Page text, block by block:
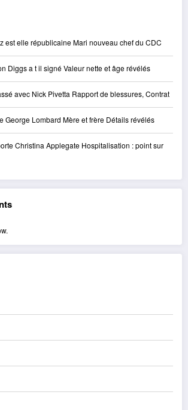
est elle républicaine Mari nouveau chef du CDC
Diggs a t il signé Valeur nette et âge révélés
avec Nick Pivetta Rapport de blessures, Contrat
George Lombard Mère et frère Détails révélés
Christina Applegate Hospitalisation : point sur